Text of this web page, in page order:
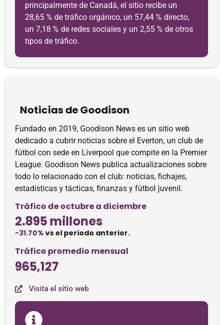
principalmente de Canadá, el sitio recibe un
28,65 % de tráfico orgánico, un 57,44 % directo,
un 7,18 % de redes sociales y un 2,55 % de otros
tipos de tráfico.
Noticias de Goodison
Fundado en 2019, Goodison News es un sitio web
dedicado a cubrir noticias sobre el Everton, un club de
fútbol con sede en Liverpool que compite en la Premier
League. Goodison News publica actualizaciones sobre
todo lo relacionado con el club: noticias, fichajes,
estadísticas y tácticas, finanzas y fútbol juvenil.
Tráfico de octubre a diciembre
2.895 millones
-31.70% vs el periodo anterior.
Tráfico promedio mensual
965,127
Visita el sitio web